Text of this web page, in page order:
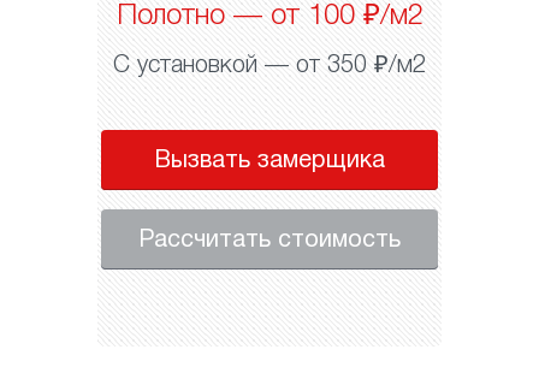
Полотно — от 100 ₽/м2
С установкой — от 350 ₽/м2
Вызвать замерщика
Рассчитать стоимость